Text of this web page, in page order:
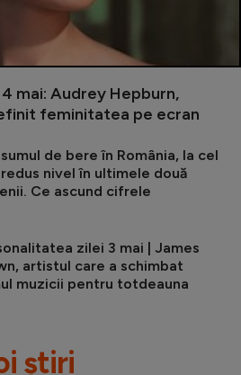
mai: Audrey Hepburn,
feminitatea pe ecran
de bere în România, la cel
nivel în ultimele două
Ce ascund cifrele
zilei 3 mai | James
artistul care a schimbat
muzicii pentru totdeauna
știri